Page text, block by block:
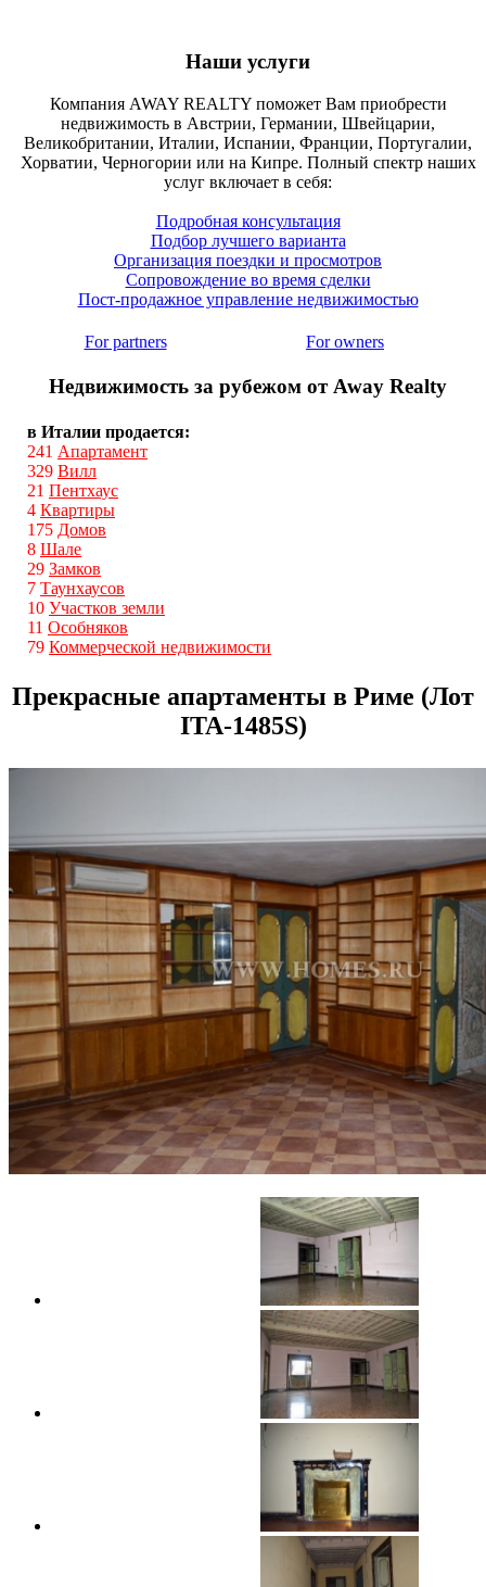
Наши услуги
Компания AWAY REALTY поможет Вам приобрести
недвижимость в Австрии, Германии, Швейцарии,
Великобритании, Италии, Испании, Франции, Португалии,
Хорватии, Черногории или на Кипре. Полный спектр наших
услуг включает в себя:
Подробная консультация
Подбор лучшего варианта
Организация поездки и просмотров
Сопровождение во время сделки
Пост-продажное управление недвижимостью
For partners For owners
Недвижимость за рубежом от Away Realty
в Италии продается:
241 Апартамент
329 Вилл
21 Пентхаус
4 Квартиры
175 Домов
8 Шале
29 Замков
7 Таунхаусов
10 Участков земли
11 Особняков
79 Коммерческой недвижимости
Прекрасные апартаменты в Риме (Лот
ITA-1485S)